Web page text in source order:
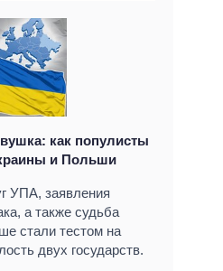
как популисты
и Польши
УПА, заявления
а также судьба
стали тестом на
двух государств.